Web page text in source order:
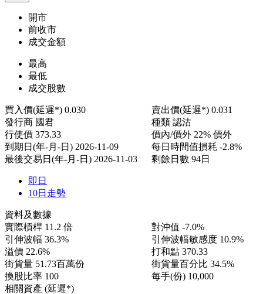
開市
前收市
成交金額
最高
最低
成交股數
買入價(延遲*) 0.030 賣出價(延遲*) 0.031
發行商 國君 種類 認沽
行使價 373.33 價內/價外 22% 價外
到期日(年-月-日) 2026-11-09 每日時間值損耗 -2.8%
最後交易日(年-月-日) 2026-11-03 剩餘日數 94日
即日
10日走勢
資料及數據
實際槓桿 11.2 倍 對沖值 -7.0%
引伸波幅 36.3% 引伸波幅敏感度 10.9%
溢價 22.6% 打和點 370.33
街貨量 51.73百萬份 街貨量百分比 34.5%
換股比率 100 每手(份) 10,000
相關資產 (延遲*)